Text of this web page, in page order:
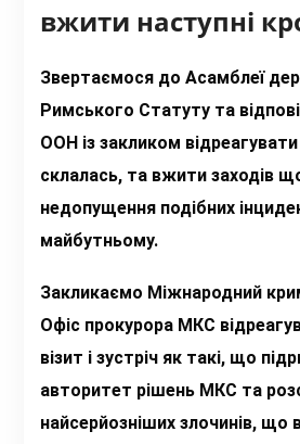
вжити наступні
Звертаємося до Асамблеї
Римського Статуту та
ООН із закликом
склалась, та вжити заходів
недопущення подібних
майбутньому.
Закликаємо Міжнародний
Офіс прокурора МКС
візит і зустріч як такі, що
авторитет рішень МКС та
найсерйозніших злочинів, що